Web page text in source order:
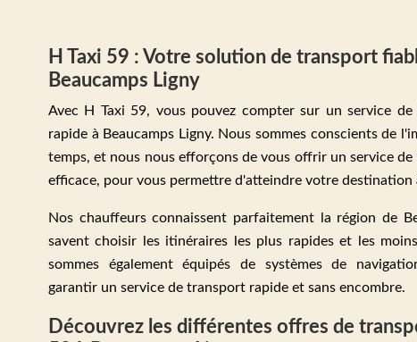
H Taxi 59 : Votre solution de transport
Beaucamps Ligny
Avec H Taxi 59, vous pouvez compter sur un service
rapide à Beaucamps Ligny. Nous sommes conscients de
temps, et nous nous efforçons de vous offrir un service
efficace, pour vous permettre d'atteindre votre destination
Nos chauffeurs connaissent parfaitement la région de
savent choisir les itinéraires les plus rapides et les
sommes également équipés de systèmes de
garantir un service de transport rapide et sans encombre.
Découvrez les différentes offres de